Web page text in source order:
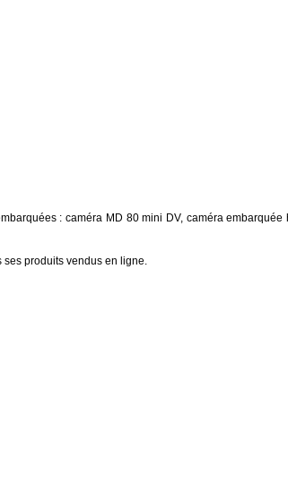
: caméra MD 80 mini DV, caméra embarquée
produits vendus en ligne.